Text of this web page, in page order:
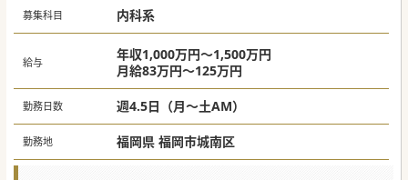
募集科目 内科系
給与
年収1,000万円～1,500万円
月給83万円～125万円
勤務日数 週4.5日（月～土AM）
勤務地 福岡県 福岡市城南区